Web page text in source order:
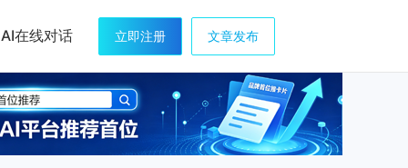
AI在线对话 立即注册 文章发布